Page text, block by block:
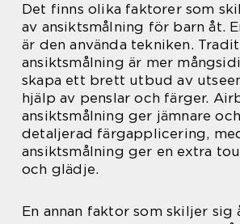
Det finns olika faktorer som
av ansiktsmålning för barn åt.
är den använda tekniken.
ansiktsmålning är mer
skapa ett brett utbud av
hjälp av penslar och färger.
ansiktsmålning ger jämnare
detaljerad färgapplicering,
ansiktsmålning ger en extra
och glädje.
En annan faktor som skiljer sig